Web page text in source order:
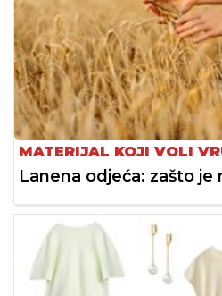
MATERIJAL KOJI VOLI
Lanena odjeća: zašto je